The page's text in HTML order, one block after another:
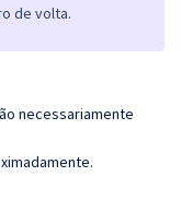
de volta.
necessariamente